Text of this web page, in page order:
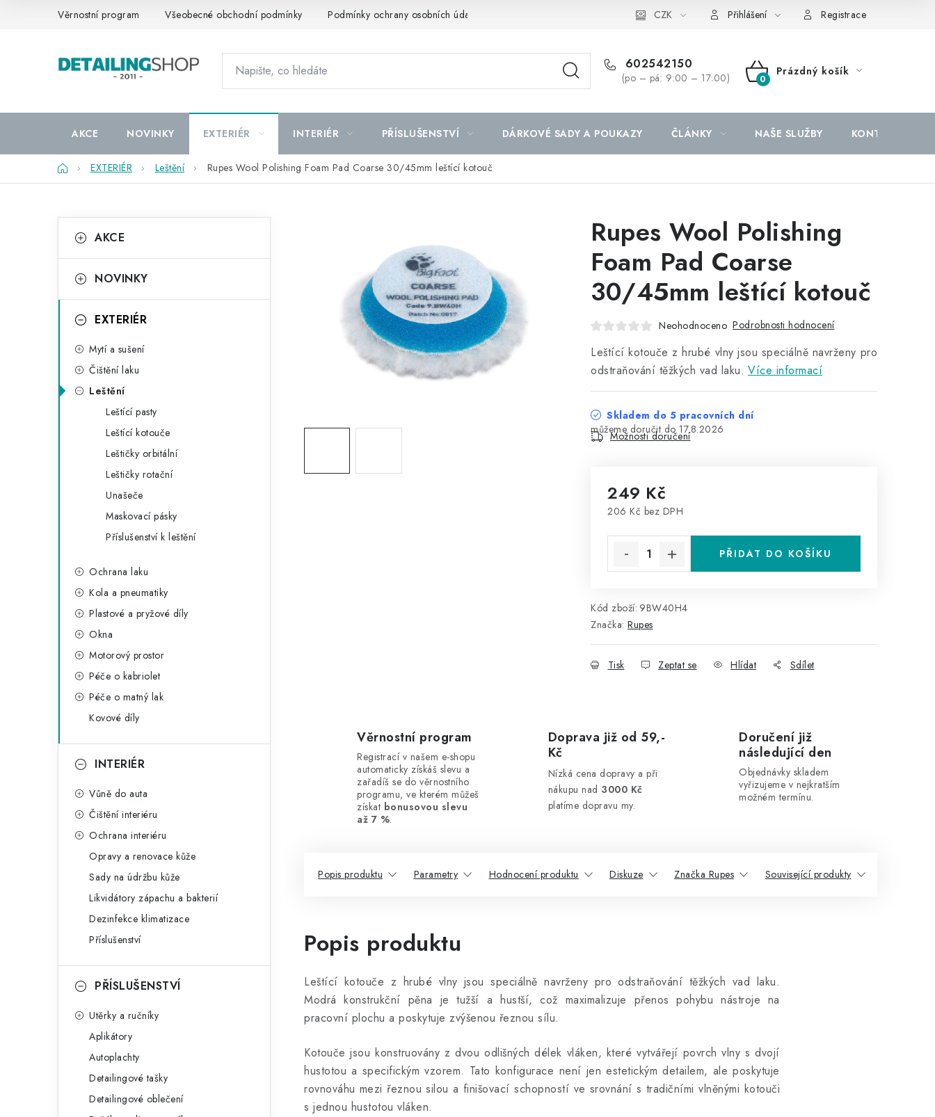
Věrnostní program Všeobecné obchodní podmínky Podmínky ochrany osobních údajů CZK Přihlášení Registrace
602542150
(po – pá: 9:00 – 17:00)
NÁKUPNÍ
Prázdný košík
AKCE NOVINKY EXTERIÉR INTERIÉR PŘÍSLUŠENSTVÍ DÁRKOVÉ SADY A POUKAZY ČLÁNKY NAŠE SLUŽBY KONTAKTY
DomůEXTERIÉR Leštění Rupes Wool Polishing Foam Pad Coarse 30/45mm leštící kotouč
o
t
n
kategorie
a
e
i
AKCE
NOVINKY
EXTERIÉR
Mytí a sušení
Čištění laku
Leštění
Leštící pasty
Leštící kotouče
Leštičky orbitální
Leštičky rotační
Unašeče
Maskovací pásky
Příslušenství k leštění
Ochrana laku
Kola a pneumatiky
Plastové a pryžové díly
Okna
Motorový prostor
Péče o kabriolet
Péče o matný lak
Kovové díly
INTERIÉR
Vůně do auta
Čištění interiéru
Ochrana interiéru
Opravy a renovace kůže
Sady na údržbu kůže
Likvidátory zápachu a bakterií
Dezinfekce klimatizace
Příslušenství
PŘÍSLUŠENSTVÍ
Utěrky a ručníky
Aplikátory
Autoplachty
Detailingové tašky
Detailingové oblečení
Rupes Wool Polishing
Foam Pad Coarse
30/45mm leštící kotouč
Neohodnoceno Podrobnosti hodnocení
Leštící kotouče z hrubé vlny jsou speciálně navrženy pro
odstraňování těžkých vad laku. Více informací
Skladem do 5 pracovních dní
17.8.2026
Možnosti doručení
249 Kč
206 Kč bez DPH
PŘIDAT DO KOŠÍKU
Kód zboží: 9BW40H4
Značka: Rupes
Tisk Zeptat se Hlídat Sdílet
Věrnostní program
Registrací v našem e-shopu
automaticky získáš slevu a
zařadíš se do věrnostního
programu, ve kterém můžeš
získat bonusovou slevu
až 7 %.
Doprava již od 59,-
Kč
Nízká cena dopravy a při
nákupu nad 3000 Kč
platíme dopravu my.
Doručení již
následující den
Objednávky skladem
vyřizujeme v nejkratším
možném termínu.
Popis produktu Parametry Hodnocení produktu Diskuze Značka Rupes Související produkty
Popis produktu
Leštící kotouče z hrubé vlny jsou speciálně navrženy pro odstraňování těžkých vad laku.
Modrá konstrukční pěna je tužší a hustší, což maximalizuje přenos pohybu nástroje na
pracovní plochu a poskytuje zvýšenou řeznou sílu.
Kotouče jsou konstruovány z dvou odlišných délek vláken, které vytvářejí povrch vlny s dvojí
hustotou a specifickým vzorem. Tato konfigurace není jen estetickým detailem, ale poskytuje
rovnováhu mezi řeznou silou a finišovací schopností ve srovnání s tradičními vlněnými kotouči
s jednou hustotou vláken.